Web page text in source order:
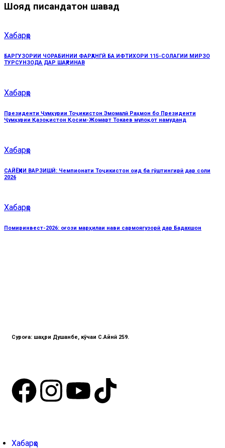
Шояд писандатон шавад
Хабарҳо
БАРГУЗОРИИ ЧОРАБИНИИ ФАРҲАНГӢ БА ИФТИХОРИ 115-СОЛАГИИ МИРЗО
ТУРСУНЗОДА ДАР ШАҲРИНАВ
Хабарҳо
Президенти Ҷумҳурии Тоҷикистон Эмомалӣ Раҳмон бо Президенти
Ҷумҳурии Қазоқистон Қосим-Жомарт Токаев мулоқот намуданд
Хабарҳо
САЙЁҲИИ ВАРЗИШӢ: Чемпионати Тоҷикистон оид ба гӯштингирӣ дар соли
2026
Хабарҳо
Помиринвест-2026: оғози марҳилаи нави сармоягузорӣ дар Бадахшон
Суроға: шаҳри Душанбе, кӯчаи C.Айнӣ 259.
Хабарҳо